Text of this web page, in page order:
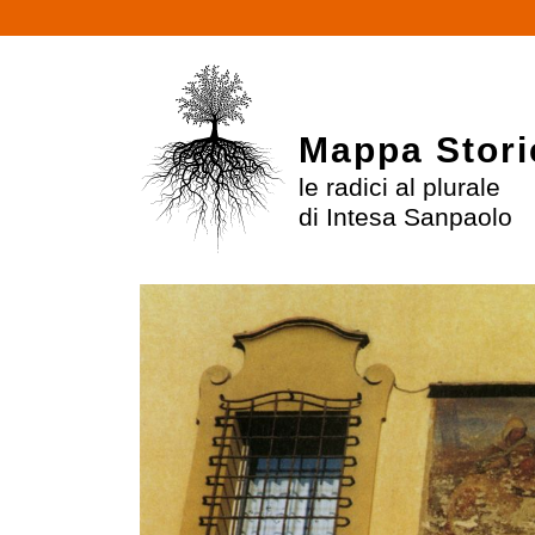
Mappa
le radici al plurale
di Intesa Sanpaolo